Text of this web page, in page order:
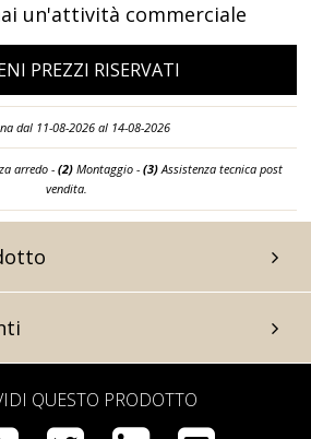
un'attività commerciale
PREZZI RISERVATI
dal 11-08-2026 al 14-08-2026
arredo - (2)Montaggio - (3)Assistenza tecnica post
vendita.
QUESTO PRODOTTO